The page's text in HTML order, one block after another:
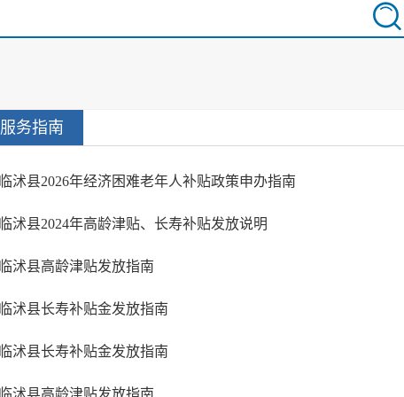
服务指南
临沭县2026年经济困难老年人补贴政策申办指南
临沭县2024年高龄津贴、长寿补贴发放说明
临沭县高龄津贴发放指南
临沭县长寿补贴金发放指南
临沭县长寿补贴金发放指南
临沭县高龄津贴发放指南